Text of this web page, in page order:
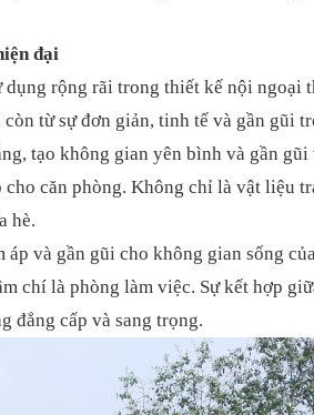
đại
rộng rãi trong thiết kế nội ngoại
từ sự đơn giản, tinh tế và gần gũi
tạo không gian yên bình và gần
căn phòng. Không chỉ là vật liệu
hè.
và gần gũi cho không gian sống
chí là phòng làm việc. Sự kết hợp
đẳng cấp và sang trọng.